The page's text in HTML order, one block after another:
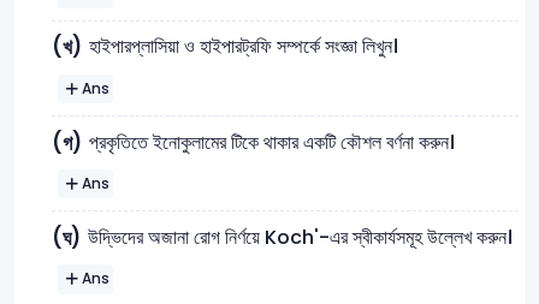
(খ) হাইপারপ্লাসিয়া ও হাইপারট্রফি সম্পর্কে সংজ্ঞা লিখুন।
Ans
(গ) প্রকৃতিতে ইনোকুলামের টিকে থাকার একটি কৌশল বর্ণনা করুন।
Ans
(ঘ) উদ্ভিদের অজানা রোগ নির্ণয়ে Koch'-এর স্বীকার্যসমূহ উল্লেখ করুন।
Ans